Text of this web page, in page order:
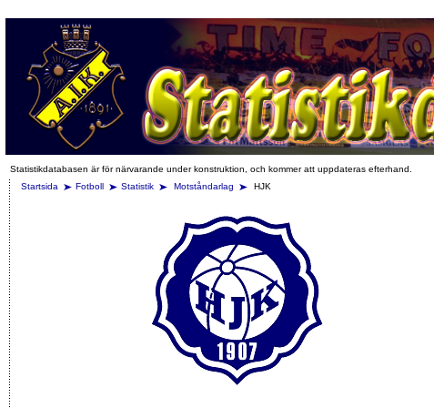
Statistikdatabasen är för närvarande under konstruktion, och kommer att uppdateras efterhand.
Startsida
Fotboll Statistik Motståndarlag HJK